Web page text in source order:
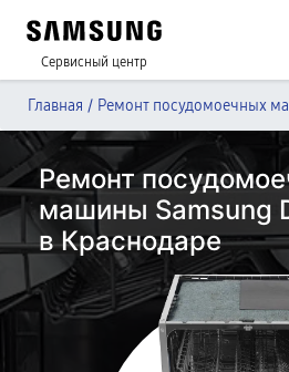
Сервисный центр
Главная / Ремонт посудомоечных
Ремонт
машины Samsung
в Краснодаре